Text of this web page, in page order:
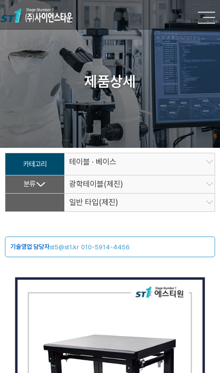
제품상세
카테고리 테이블 · 베이스
분류
광학테이블(제진)
일반 타입(제진)
기술영업 담당자st5@st1.kr 010-5914-4456